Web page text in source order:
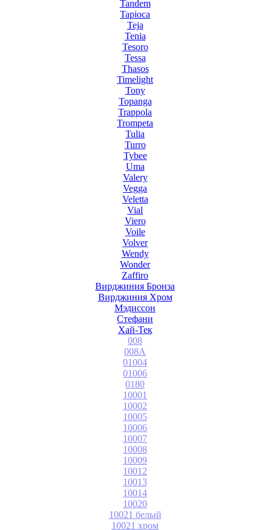
Tandem
Tapioca
Teja
Tenia
Tesoro
Tessa
Thasos
Timelight
Tony
Topanga
Trappola
Trompeta
Tulia
Turro
Tybee
Uma
Valery
Vegga
Veletta
Vial
Viero
Voile
Volver
Wendy
Wonder
Zaffiro
Вирджиния Бронза
Вирджиния Хром
Мэдиссон
Стефани
Хай-Тек
008
008A
01004
01006
0180
10001
10002
10005
10006
10007
10008
10009
10012
10013
10014
10020
10021 белый
10021 хром